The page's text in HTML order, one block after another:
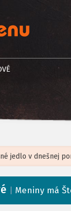
Meniny má